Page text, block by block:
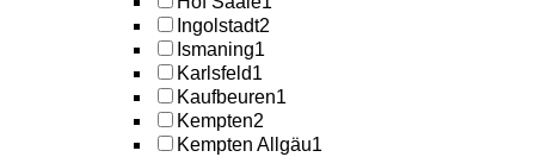
Ingolstadt2
Ismaning1
Karlsfeld1
Kaufbeuren1
Kempten2
Kempten Allgäu1